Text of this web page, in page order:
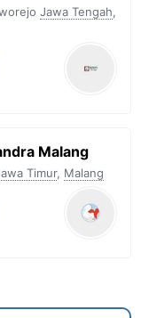
Jawa Tengah,
Malang
Timur, Malang